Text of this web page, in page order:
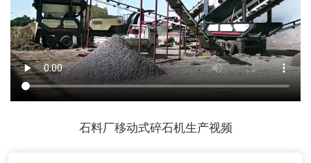
石料厂移动式碎石机生产视频